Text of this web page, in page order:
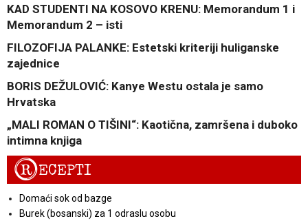
KAD STUDENTI NA KOSOVO KRENU: Memorandum 1 i
Memorandum 2 – isti
FILOZOFIJA PALANKE: Estetski kriteriji huliganske
zajednice
BORIS DEŽULOVIĆ: Kanye Westu ostala je samo
Hrvatska
„MALI ROMAN O TIŠINI“: Kaotična, zamršena i duboko
intimna knjiga
RECEPTI
Domaći sok od bazge
Burek (bosanski) za 1 odraslu osobu